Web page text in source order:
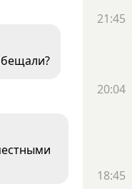
21:45
20:04
18:45